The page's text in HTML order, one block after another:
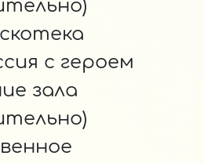
с героем
зала